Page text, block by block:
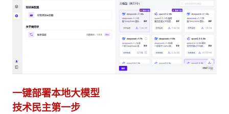
一键部署本地大模型
技术民主第一步